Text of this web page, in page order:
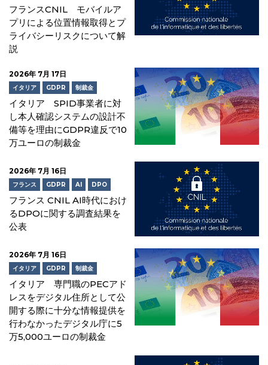
フランスCNIL モバイルア
プリによる位置情報取得とプ
ライバシーリスクについて解
説
2026年 7月 17日
イタリア GDPR 制裁金
イタリア SPID事業者に対
し本人確認システムの設計不
備等を理由にGDPR違反で10
万ユーロの制裁金
2026年 7月 16日
フランス GDPR AI DPO
フランス CNIL AI時代におけ
るDPOに関する調査結果を
公表
2026年 7月 16日
イタリア GDPR 制裁金
イタリア 専門職のPECアド
レスをデジタル住所として公
開する際に十分な情報提供を
行わなかったデジタル庁に5
万5,000ユーロの制裁金